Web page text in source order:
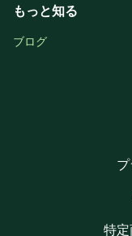
もっと知る
ブログ
特